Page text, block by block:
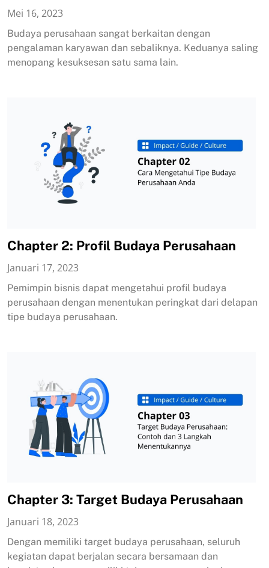
Mei 16, 2023
Budaya perusahaan sangat berkaitan dengan
pengalaman karyawan dan sebaliknya. Keduanya saling
menopang kesuksesan satu sama lain.
Chapter 2: Profil Budaya Perusahaan
Januari 17, 2023
Pemimpin bisnis dapat mengetahui profil budaya
perusahaan dengan menentukan peringkat dari delapan
tipe budaya perusahaan.
Chapter 3: Target Budaya Perusahaan
Januari 18, 2023
Dengan memiliki target budaya perusahaan, seluruh
kegiatan dapat berjalan secara bersamaan dan